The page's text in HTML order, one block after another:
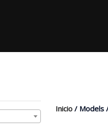
Inicio / Models